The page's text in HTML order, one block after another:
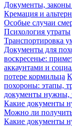
Документы,
Кремация и
Особые случаи
Психология утраты
Транспортировка
Документы для
воскресенье:
аккаунтами и
потере кормильца
похороны: этапы,
документы нужны,
Какие документы
Можно ли получить
Какие документы